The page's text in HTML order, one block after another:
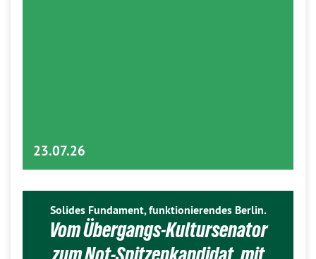
23.07.26
Solides Fundament, funktionierendes Berlin.
Vom Übergangs-Kultursenator